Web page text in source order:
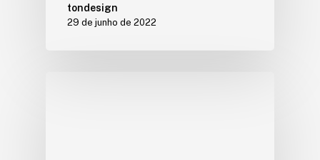
tondesign
29 de junho de 2022